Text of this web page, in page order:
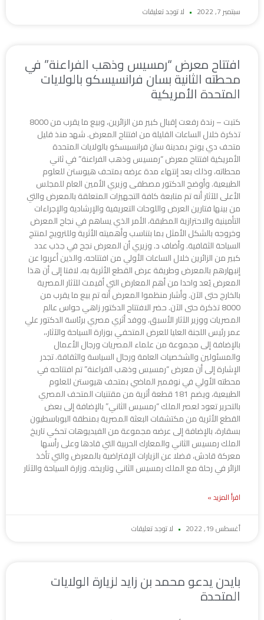
سبتمبر 7, 2022 لا توجد تعليقات
افتتاح معرض “رمسيس وذهب الفراعنة” في
محطته الثانية بسان فرانسيسكو بالولايات
المتحدة الأمريكية
كتبت – رندة رفعت إقبال كبير من الزائرين، وبيع ما يقرب من 8000
تذكرة خلال الساعات القليلة من افتتاح المعرض. شهد منذ قليل
متحف دي يونج بمدينة سان فرانسيسكو بالولايات المتحدة
الأمريكية افتتاح معرض “رمسيس وذهب الفراعنة” في ثاني
محطاته، وذلك بعد إنتهاء مدة عرضه بمتحف هيوستن للعلوم
الطبيعية. وأوضح الدكتور مصطفى وزيري الأمين العام للمجلس
الأعلى للآثار أنه تم متابعة كافة التجهيزات المتعلقة بالمعرض والتي
من بينها فتارين العرض واللوحات التعريفية والإرشادية والإجراءات
التأمينية والاحترازية المطبقة، الأمر الذي يساهم في نجاح المعرض
وخروجه بالشكل الأمثل بما بتناسب وأهميته الأثرية وللترويج لمنتج
السياحة الثقافية. وأضاف د. وزيري أن المعرض نجح في جذب عدد
كبير من الزائرين خلال الساعات الأولي من افتتاحه، والذين أعربوا عن
إنبهارهم بالمعرض وطريقة عرض القطع الأثرية به، لافتا إلى أن هذا
المعرض يُعد واحدا من أهم المعارض التي أقيمت للآثار المصرية
بالخارج حتى الآن. وأشار منظموا المعرض أنه تم بيع ما يقرب من
8000 تذكرة حتى الآن. حضر الافتتاح الدكتور زاهي حواس عالم
المصريات ووزير الآثار الأسبق، ووفد أثري مصري برئاسة الدكتور علي
عمر رئيس اللجنة العليا للعرض المتحفي بوزارة السياحة والآثار،،
بالإضافة إلى مجموعة من علماء المصريات ورجال الأعمال
والمسئولين والشخصيات العامة ورجال السياسة والثقافة. تجدر
الإشارة إلى أن معرض “رمسيس وذهب الفراعنة” تم افتتاحه في
محطته الأولي في نوفمبر الماضي بمتحف هيوستن للعلوم
الطبيعية، ويضم 181 قطعة أثرية من مقتنيات المتحف المصري
بالتحرير تعود لعصر الملك “رمسيس الثاني” بالإضافة إلى بعض
القطع الأثرية من مكتشفات البعثة المصرية بمنطقة البوباسطيون
بسقارة، بالإضافة إلى عرضه مجموعة من الفيديوهات تحكي تاريخ
الملك رمسيس الثاني والمعارك الحربية التي قادها وعلى رأسها
معركة قادش، فضلا عن الزيارات الإفتراضية بالمعرض والتي تأخذ
الزائر في رحلة مع الملك رمسيس الثاني وتاريخه. وزارة السياحة والآثار
اقرأ المزيد »
أغسطس 19, 2022 لا توجد تعليقات
بايدن يدعو محمد بن زايد لزيارة الولايات
المتحدة